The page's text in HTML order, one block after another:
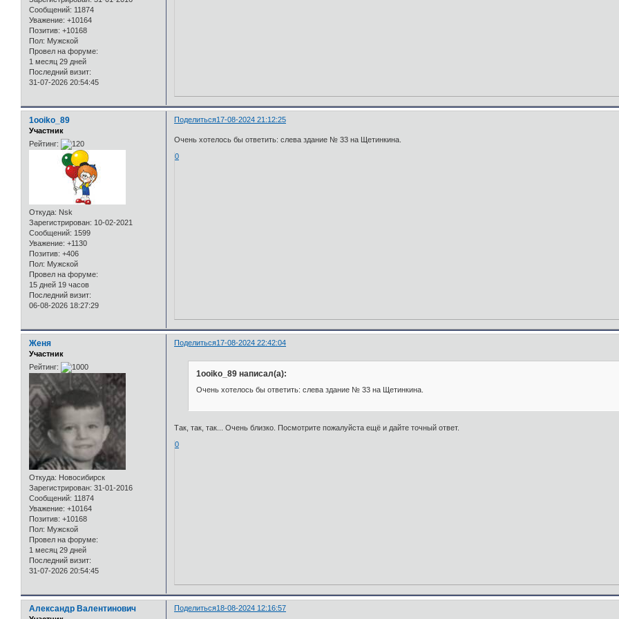
Сообщений: 11874
Уважение: +10164
Позитив: +10168
Пол: Мужской
Провел на форуме:
1 месяц 29 дней
Последний визит:
31-07-2026 20:54:45
Поделиться17-08-2024 21:12:25
1ooiko_89
Участник
Рейтинг:
Откуда: Nsk
Зарегистрирован: 10-02-2021
Сообщений: 1599
Уважение: +1130
Позитив: +406
Пол: Мужской
Провел на форуме:
15 дней 19 часов
Последний визит:
06-08-2026 18:27:29
Очень хотелось бы ответить: слева здание № 33 на Щетинкина.
0
Поделиться17-08-2024 22:42:04
Женя
Участник
Рейтинг:
Откуда: Новосибирск
Зарегистрирован: 31-01-2016
Сообщений: 11874
Уважение: +10164
Позитив: +10168
Пол: Мужской
Провел на форуме:
1 месяц 29 дней
Последний визит:
31-07-2026 20:54:45
1ooiko_89 написал(а):
Очень хотелось бы ответить: слева здание № 33 на Щетинкина.
Так, так, так... Очень близко. Посмотрите пожалуйста ещё и дайте точный ответ.
0
Поделиться18-08-2024 12:16:57
Александр Валентинович